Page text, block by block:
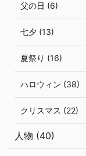
父の日 (6)
七夕 (13)
夏祭り (16)
ハロウィン (38)
クリスマス (22)
人物 (40)